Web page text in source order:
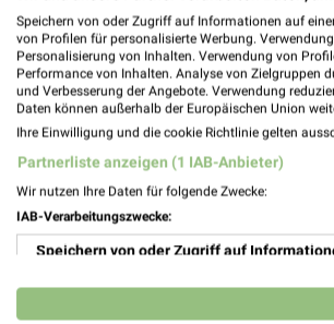
mömax
Speichern von oder Zugriff auf Informationen auf
von Profilen für personalisierte Werbung.
Personalisierung von Inhalten. Verwendung von
Performance von Inhalten. Analyse von Zielgruppen
und Verbesserung der Angebote. Verwendung
Daten können außerhalb der Europäischen Union
Ihre Einwilligung und die cookie Richtlinie gelten
Partnerliste anzeigen (1 IAB-Anbieter)
Wir nutzen Ihre Daten für folgende Zwecke:
IAB-Verarbeitungszwecke:
Speichern von oder Zugriff auf
Verwendung reduzierter Daten zur